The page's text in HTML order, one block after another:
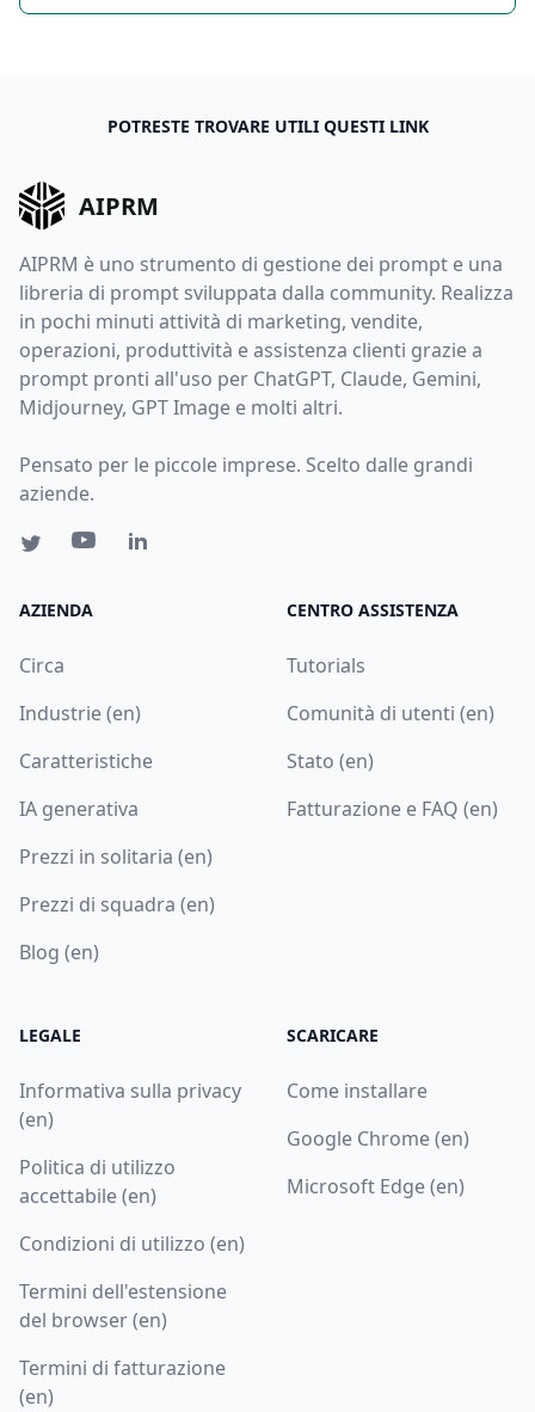
POTRESTE TROVARE UTILI QUESTI LINK
AIPRM
AIPRM è uno strumento di gestione dei prompt e una
libreria di prompt sviluppata dalla community. Realizza
in pochi minuti attività di marketing, vendite,
operazioni, produttività e assistenza clienti grazie a
prompt pronti all'uso per ChatGPT, Claude, Gemini,
Midjourney, GPT Image e molti altri.
Pensato per le piccole imprese. Scelto dalle grandi
aziende.
AZIENDA
Circa
Industrie (en)
Caratteristiche
IA generativa
Prezzi in solitaria (en)
Prezzi di squadra (en)
Blog (en)
CENTRO ASSISTENZA
Tutorials
Comunità di utenti (en)
Stato (en)
Fatturazione e FAQ (en)
LEGALE
Informativa sulla privacy
(en)
Politica di utilizzo
accettabile (en)
Condizioni di utilizzo (en)
Termini dell'estensione
del browser (en)
Termini di fatturazione
(en)
SCARICARE
Come installare
Google Chrome (en)
Microsoft Edge (en)